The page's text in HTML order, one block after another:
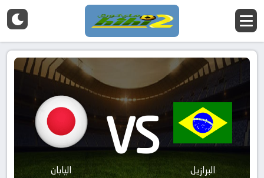
البرازيل VS اليابان